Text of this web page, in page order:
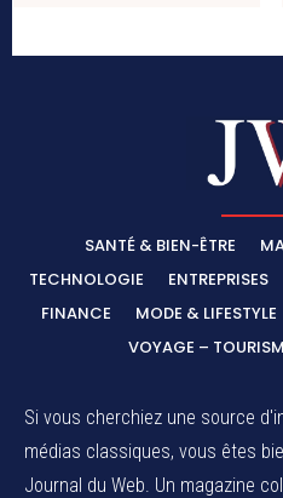
SANTÉ & BIEN-ÊTRE
TECHNOLOGIE
ENTREPRISES
FINANCE
MODE & LIFESTYLE
VOYAGE –
Si vous cherchiez une source
médias classiques, vous êtes
Journal du Web. Un magazine